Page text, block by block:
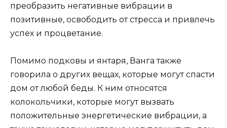
преобразить негативные вибрации в
позитивные, освободить от стресса и привлечь
успех и процветание.
Помимо подковы и янтаря, Ванга также
говорила о других вещах, которые могут спасти
дом от любой беды. К ним относятся
колокольчики, которые могут вызвать
положительные энергетические вибрации, а